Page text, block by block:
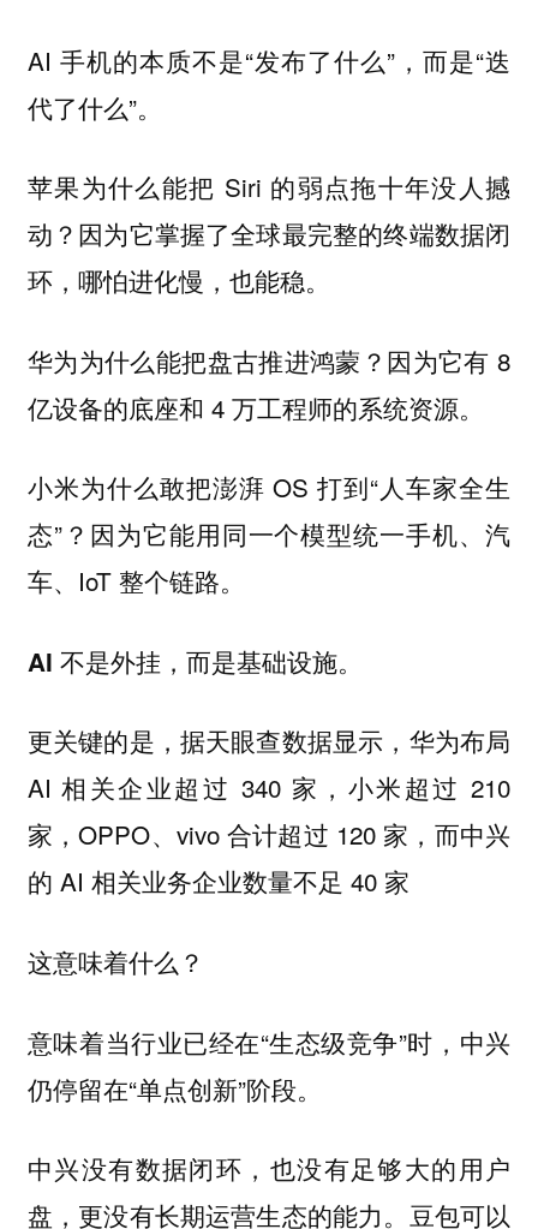
AI 手机的本质不是“发布了什么”，而是“迭
代了什么”。
苹果为什么能把 Siri 的弱点拖十年没人撼
动？因为它掌握了全球最完整的终端数据闭
环，哪怕进化慢，也能稳。
华为为什么能把盘古推进鸿蒙？因为它有 8
亿设备的底座和 4 万工程师的系统资源。
小米为什么敢把澎湃 OS 打到“人车家全生
态”？因为它能用同一个模型统一手机、汽
车、IoT 整个链路。
AI 不是外挂，而是基础设施。
更关键的是，据天眼查数据显示，华为布局
AI 相关企业超过 340 家，小米超过 210
家，OPPO、vivo 合计超过 120 家，而中兴
的 AI 相关业务企业数量不足 40 家
这意味着什么？
意味着当行业已经在“生态级竞争”时，中兴
仍停留在“单点创新”阶段。
中兴没有数据闭环，也没有足够大的用户
盘，更没有长期运营生态的能力。豆包可以